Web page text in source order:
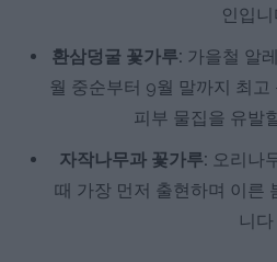
인입
환삼덩굴 꽃가루: 가을철 알
월 중순부터 9월 말까지 최고
피부 물집을 유발
자작나무과 꽃가루: 오리나
때 가장 먼저 출현하며 이른
니다